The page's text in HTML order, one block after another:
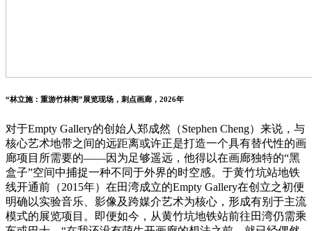
“林立施：重游竹林阁”展览现场，刺点画廊，2026年
对于Empty Gallery的创始人郑成然（Stephen Cheng）来说，与
核心艺术地带之间的远距离或许正是打造一个具有替代性的画
廊项目所需要的——因为足够遥远，他得以在画廊独特的“黑
盒子”空间中捕捉一种不同于外界的时空感。于黄竹坑站地铁
线开通前（2015年）在田湾成立的Empty Gallery在创立之初便
明确以实验音乐、影像及跨媒介艺术为核心，形成有别于主流
模式的展览项目。即便如今，从黄竹坑地铁站前往田湾仍需乘